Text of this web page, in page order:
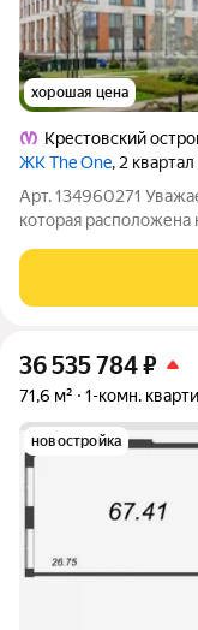
хорошая цена
Крестовский
ЖК The One, 2
Арт. 134960271
которая
даёт вам полную
дизайнерских решений
36 535 784₽
71,6 м² 1-комн.
новостройка